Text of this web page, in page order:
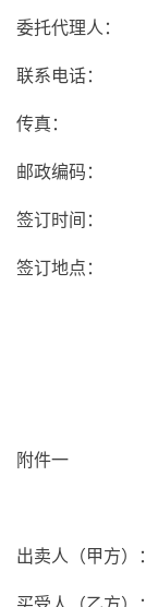
委托代理人：
联系电话：
传真：
邮政编码：
签订时间：
签订地点：
附件一
出卖人（甲方）：